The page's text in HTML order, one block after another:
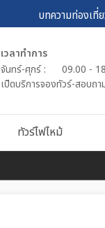
บทความท่องเที่
เวลาทำการ
จันทร์-ศุกร์ :
09.00 -
เปืดบริการจองทัวร์-สอบถ
ทัวร์ไฟไหม้